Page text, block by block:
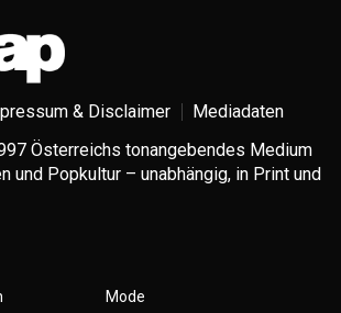
& Disclaimer
Mediadaten
Österreichs tonangebendes Medium
und Popkultur – unabhängig, in Print und
Mode